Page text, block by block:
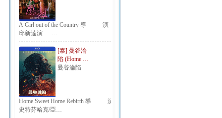
A Girl out of the Country 導 演：
邱新達演 …
[泰] 曼谷淪
陷 (Home …
曼谷淪陷
Home Sweet Home Rebirth 導 演：
史特芬哈克/亞…